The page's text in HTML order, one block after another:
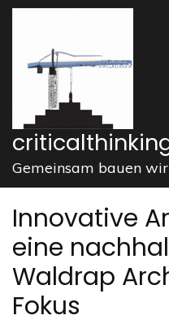
Zum
springen
drücken)
Gemeinsam bauen
Innovative
eine
Waldrap
Fokus